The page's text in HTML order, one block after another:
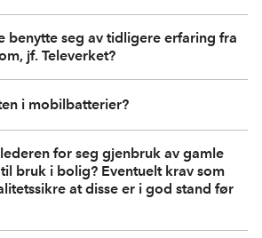
benytte seg av tidligere erfaring fra
jf. Televerket?
i mobilbatterier?
for seg gjenbruk av gamle
bruk i bolig? Eventuelt krav som
at disse er i god stand før